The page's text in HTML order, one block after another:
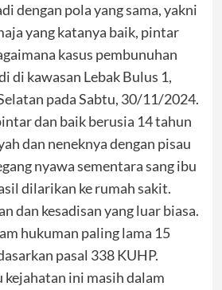
dengan pola yang sama, yakni
yang katanya baik, pintar
kasus pembunuhan
di kawasan Lebak Bulus 1,
pada Sabtu, 30/11/2024.
dan baik berusia 14 tahun
dan neneknya dengan pisau
nyawa sementara sang ibu
dilarikan ke rumah sakit.
dan kesadisan yang luar biasa.
hukuman paling lama 15
pasal 338 KUHP.
kejahatan ini masih dalam